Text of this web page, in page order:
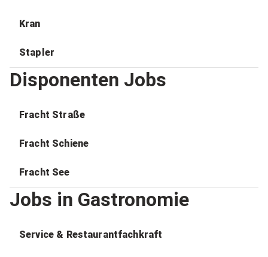
Kran
Stapler
Disponenten Jobs
Fracht Straße
Fracht Schiene
Fracht See
Jobs in Gastronomie
Service & Restaurantfachkraft